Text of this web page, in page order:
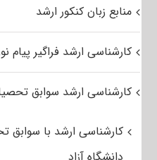
منابع زبان کنکور ارشد
کارشناسی ارشد فراگیر پیام
کارشناسی ارشد سوابق
کارشناسی ارشد با سوابق